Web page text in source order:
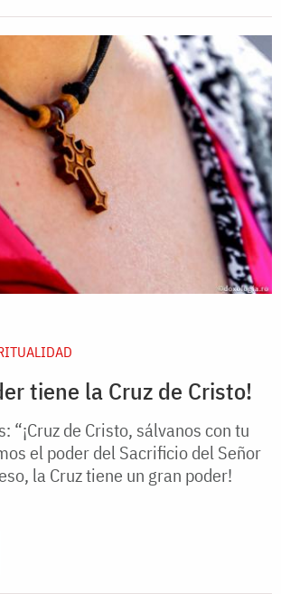
tiene la Cruz de Cristo!
“¡Cruz de Cristo, sálvanos con tu
el poder del Sacrificio del Señor
la Cruz tiene un gran poder!